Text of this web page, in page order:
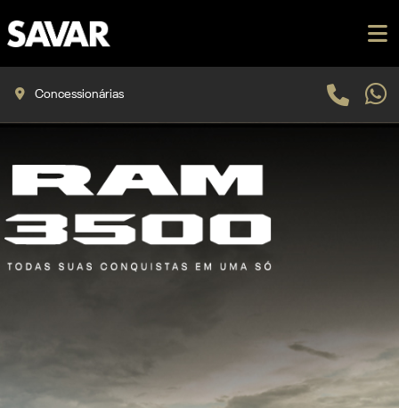
Concessionárias